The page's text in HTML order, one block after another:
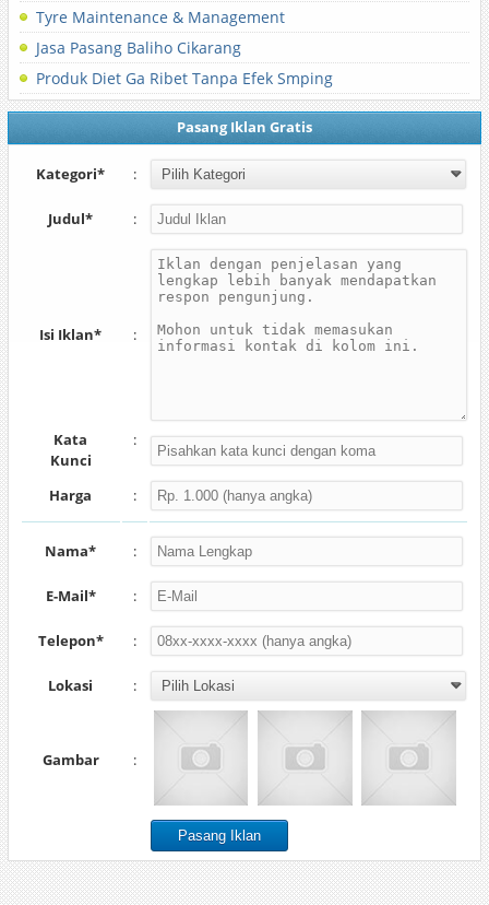
Tyre Maintenance & Management
Jasa Pasang Baliho Cikarang
Produk Diet Ga Ribet Tanpa Efek Smping
Pasang Iklan Gratis
Kategori* :
Judul* :
Isi Iklan* :
Kata
Kunci
:
Harga :
Nama* :
E-Mail* :
Telepon* :
Lokasi :
Gambar :